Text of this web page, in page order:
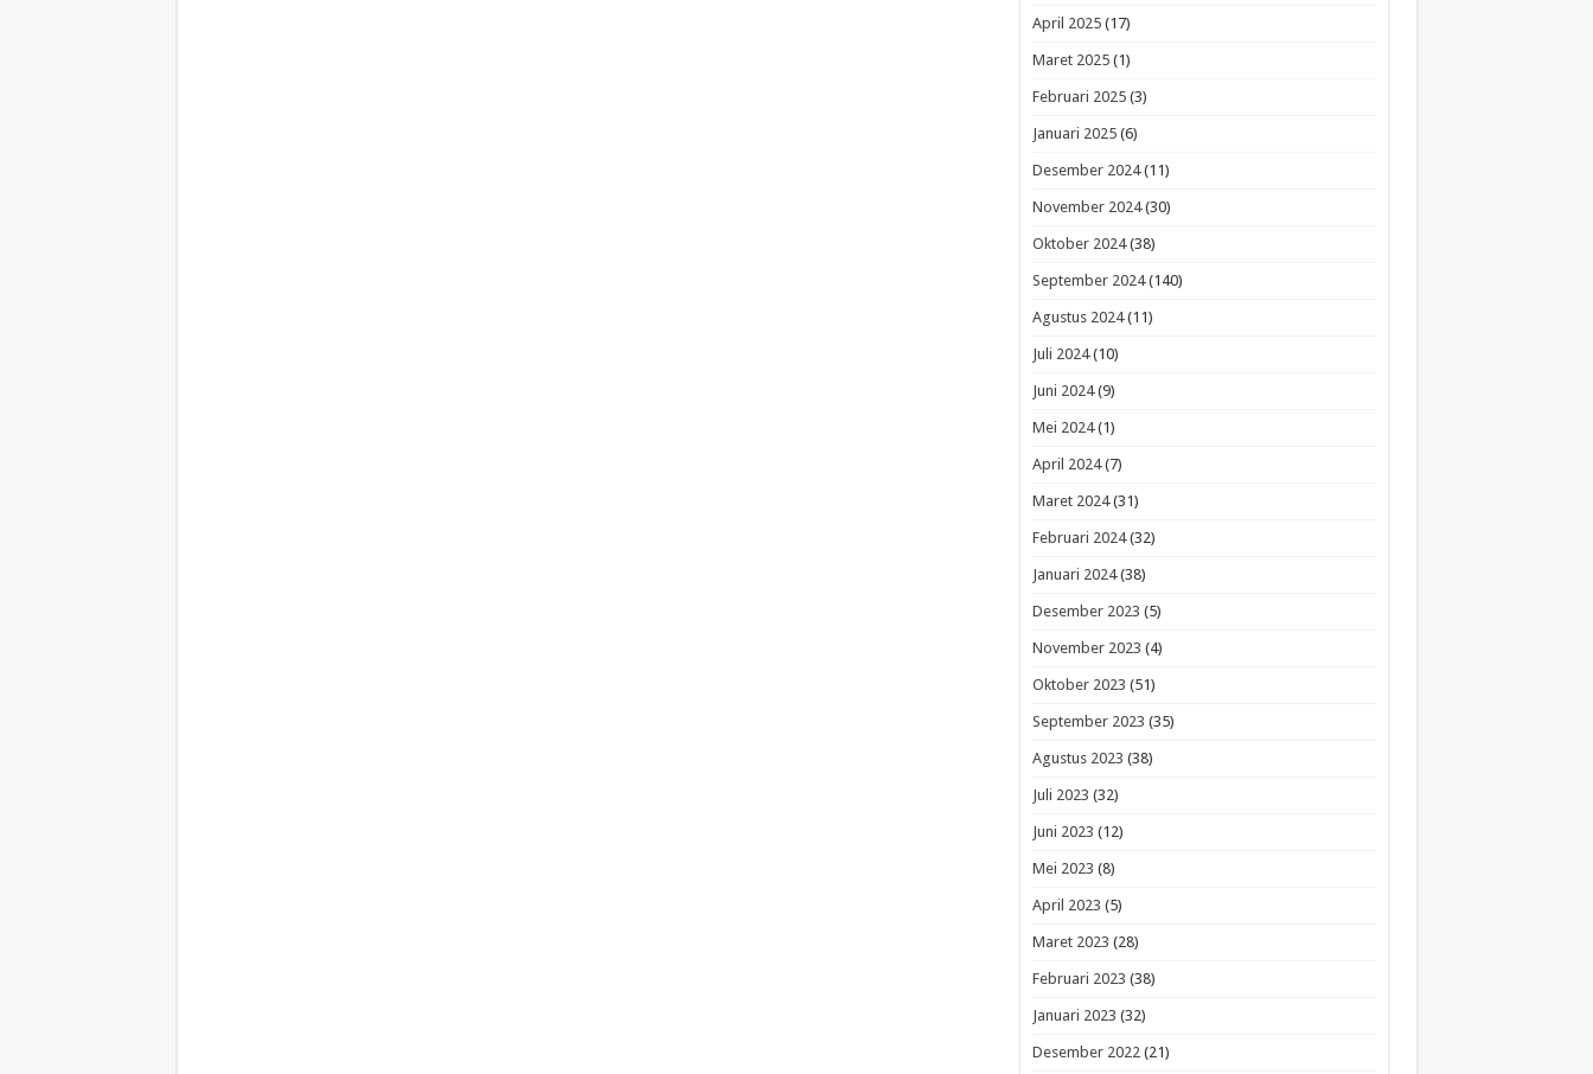
April 2025(17)
Maret 2025(1)
Februari 2025(3)
Januari 2025(6)
Desember 2024(11)
November 2024(30)
Oktober 2024(38)
September 2024(140)
Agustus 2024(11)
Juli 2024(10)
Juni 2024(9)
Mei 2024(1)
April 2024(7)
Maret 2024(31)
Februari 2024(32)
Januari 2024(38)
Desember 2023 (5)
November 2023 (4)
Oktober 2023 (51)
September 2023 (35)
Agustus 2023 (38)
Juli 2023 (32)
Juni 2023 (12)
Mei 2023 (8)
April 2023 (5)
Maret 2023 (28)
Februari 2023 (38)
Januari 2023 (32)
Desember 2022(21)